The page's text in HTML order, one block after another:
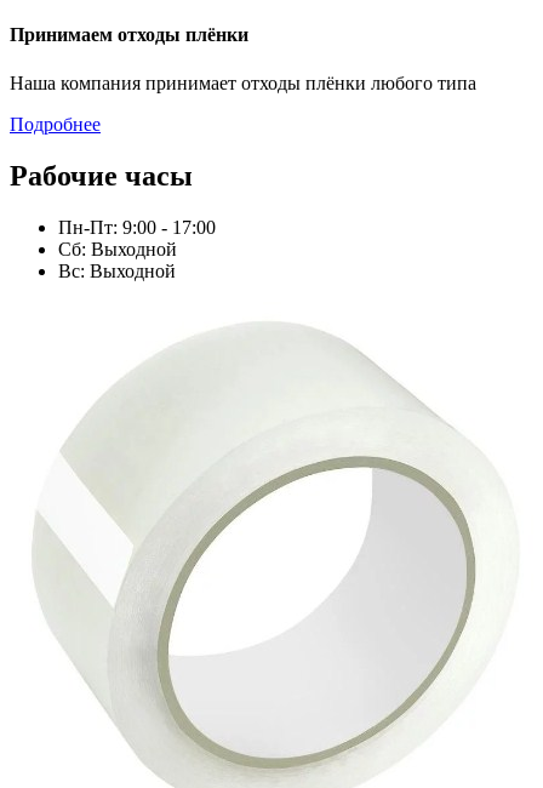
Принимаем отходы плёнки
Наша компания принимает отходы плёнки любого типа
Подробнее
Рабочие часы
Пн-Пт: 9:00 - 17:00
Сб: Выходной
Вс: Выходной